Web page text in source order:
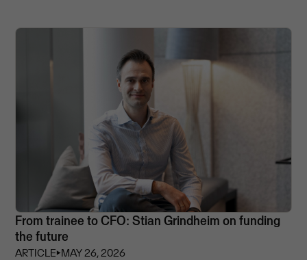
From trainee to CFO: Stian Grindheim on funding
the future
ARTICLE⏵MAY 26, 2026